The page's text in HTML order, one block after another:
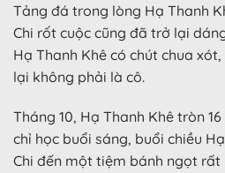
Tảng đá trong lòng Hạ Thanh
Chi rốt cuộc cũng đã trở lại
Hạ Thanh Khê có chút chua
lại không phải là cô.
Tháng 10, Hạ Thanh Khê tròn
chỉ học buổi sáng, buổi chiều
Chi đến một tiệm bánh ngọt